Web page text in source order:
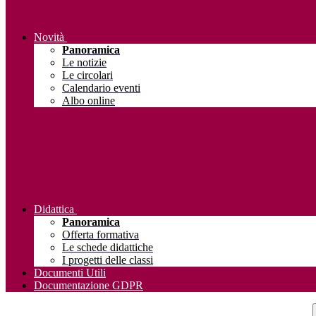
Novità
Panoramica
Le notizie
Le circolari
Calendario eventi
Albo online
Didattica
Panoramica
Offerta formativa
Le schede didattiche
I progetti delle classi
Documenti Utili
Documentazione GDPR